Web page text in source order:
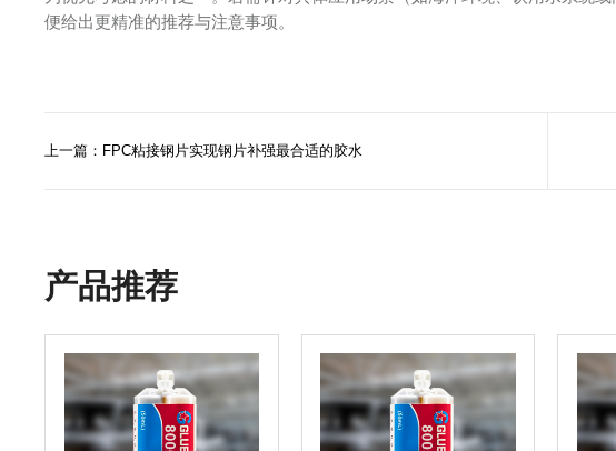
便给出更精准的推荐与注意事项。
上一篇：FPC粘接钢片实现钢片补强最合适的胶水
产品推荐